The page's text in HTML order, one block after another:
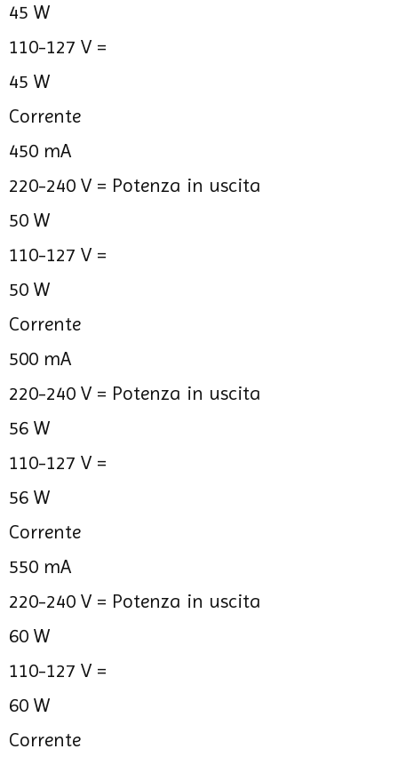
45 W
110-127 V =
45 W
Corrente
450 mA
220-240 V = Potenza in uscita
50 W
110-127 V =
50 W
Corrente
500 mA
220-240 V = Potenza in uscita
56 W
110-127 V =
56 W
Corrente
550 mA
220-240 V = Potenza in uscita
60 W
110-127 V =
60 W
Corrente